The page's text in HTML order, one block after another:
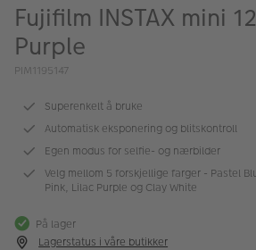
Kampanjer
Merker
Lagersalg
Bildeprodukter
Inspirasjon
Fujifilm INSTAX mini
Purple
PIM1195147
Superenkelt å bruke
Automatisk eksponering og blitskontroll
Egen modus for selfie- og nærbilder
Velg mellom 5 forskjellige farger - Pastel
Pink, Lilac Purple og Clay White
På lager
Lagerstatus i våre butikker